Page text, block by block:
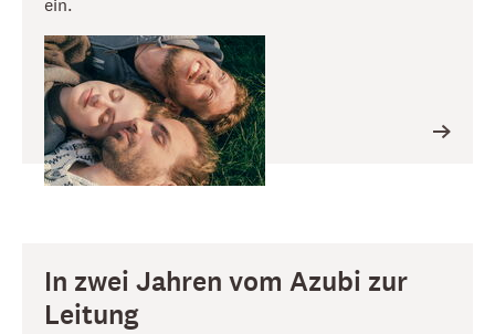
ein.
In zwei Jahren vom Azubi zur
Leitung